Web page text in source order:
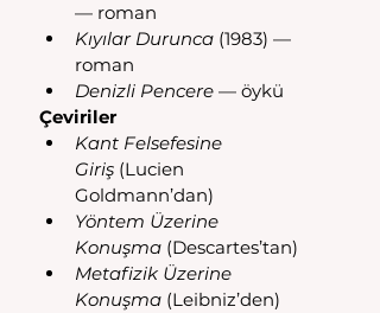
— roman
Kıyılar Durunca (1983) —
roman
Denizli Pencere — öykü
Çeviriler
Kant Felsefesine
Giriş (Lucien
Goldmann’dan)
Yöntem Üzerine
Konuşma (Descartes’tan)
Metafizik Üzerine
Konuşma (Leibniz’den)